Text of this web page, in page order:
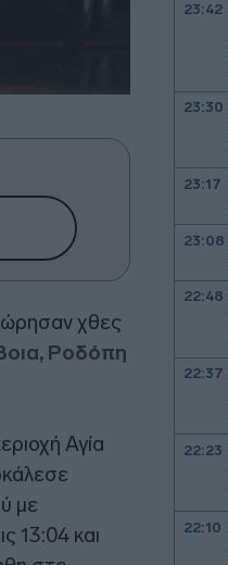
χθες
Ροδόπη
Αγία
με
13:04 και
23:42
23:30
23:17
23:08
22:48
22:37
22:23
22:10